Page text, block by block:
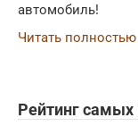
автомобиль!
Читать полностью
Рейтинг